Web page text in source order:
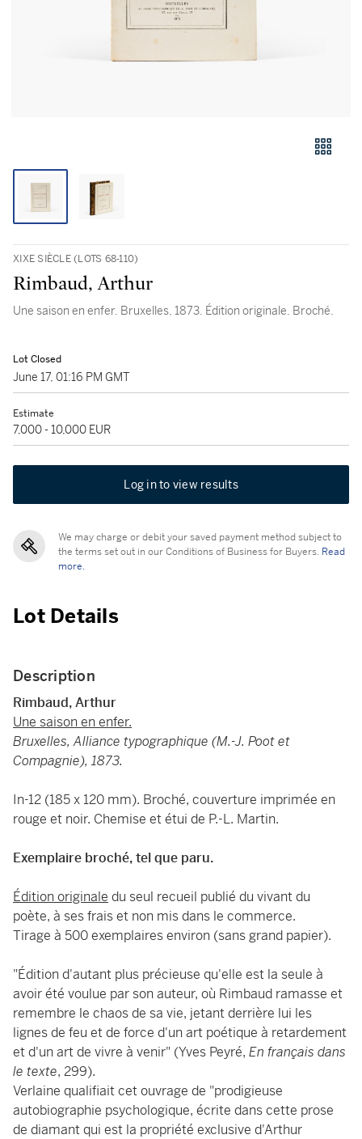
XIXE SIÈCLE (LOTS 68-110)
Rimbaud, Arthur
Une saison en enfer. Bruxelles, 1873. Édition originale. Broché.
Lot Closed
June 17, 01:16 PM GMT
Estimate
7,000 - 10,000 EUR
Log in to view results
We may charge or debit your saved payment method subject to
the terms set out in our Conditions of Business for Buyers. Read
more.
Lot Details
Description
Rimbaud, Arthur
Une saison en enfer.
Bruxelles, Alliance typographique (M.-J. Poot et
Compagnie), 1873.
In-12 (185 x 120 mm). Broché, couverture imprimée en
rouge et noir. Chemise et étui de P.-L. Martin.
Exemplaire broché, tel que paru.
Édition originale du seul recueil publié du vivant du
poète, à ses frais et non mis dans le commerce.
Tirage à 500 exemplaires environ (sans grand papier).
"Édition d'autant plus précieuse qu'elle est la seule à
avoir été voulue par son auteur, où Rimbaud ramasse et
remembre le chaos de sa vie, jetant derrière lui les
lignes de feu et de force d'un art poétique à retardement
et d'un art de vivre à venir" (Yves Peyré, En français dans
le texte, 299).
Verlaine qualifiait cet ouvrage de "prodigieuse
autobiographie psychologique, écrite dans cette prose
de diamant qui est la propriété exclusive d'Arthur